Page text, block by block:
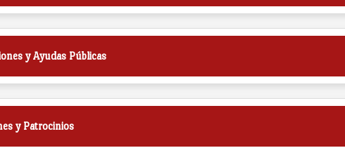
y Ayudas Públicas
y Patrocinios